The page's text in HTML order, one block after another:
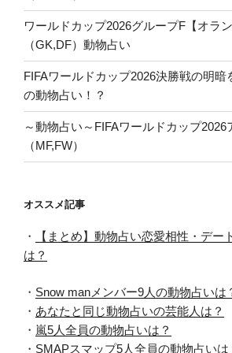
ワールドカップ2026グループF【オラ
（GK,DF）動物占い
FIFAワールドカップ2026決勝戦の明暗
の動物占い！？
～動物占い～FIFAワールドカップ
（MF,FW）
オススメ記事
・
【まとめ】動物占い恋愛相性・デー
は？
・ Snow manメンバー9人の動物占いは
・ あなたと同じ動物占いの芸能人は？
・ 嵐5人全員の動物占いは？
・ SMAPスマップ5人全員の動物占いは